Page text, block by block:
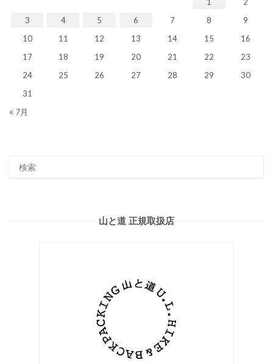
3
4 5 6 7 8
9
10
11 12 13 14 15
16
17
18 19 20 21 22
23
24
25 26 27 28 29
30
31
« 7月
山と道 正規取扱店